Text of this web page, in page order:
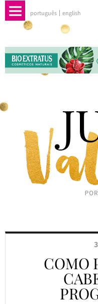
português english
COMO